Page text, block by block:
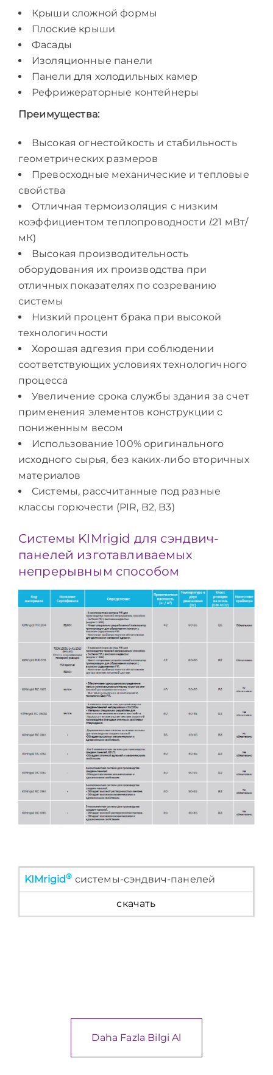
Крыши сложной формы
Плоские крыши
Фасады
Изоляционные панели
Панели для холодильных камер
Рефрижераторные контейнеры
Преимущества:
Высокая огнестойкость и стабильность
геометрических размеров
Превосходные механические и тепловые
свойства
Отличная термоизоляция с низким
коэффициентом теплопроводности l:21 мВт/
мК)
Высокая производительность
оборудования их производства при
отличных показателях по созреванию
системы
Низкий процент брака при высокой
технологичности
Хорошая адгезия при соблюдении
соответствующих условиях технологичного
процесса
Увеличение срока службы здания за счет
применения элементов конструкции с
пониженным весом
Использование 100% оригинального
исходного сырья, без каких-либо вторичных
материалов
Системы, рассчитанные под разные
классы горючести (PIR, B2, B3)
Системы KIMrigid для сэндвич-
панелей изготавливаемых
непрерывным способом
KIMrigid® системы-сэндвич-панелей
скачать
Daha Fazla Bilgi Al